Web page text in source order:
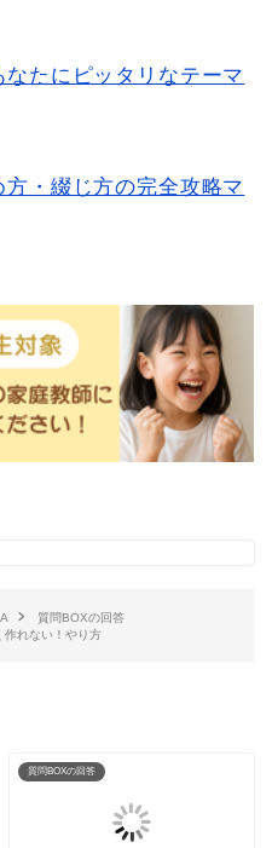
なたにピッタリなテーマ
・綴じ方の完全攻略マ
質問BOXの回答
作れない！やり方
質問BOXの回答